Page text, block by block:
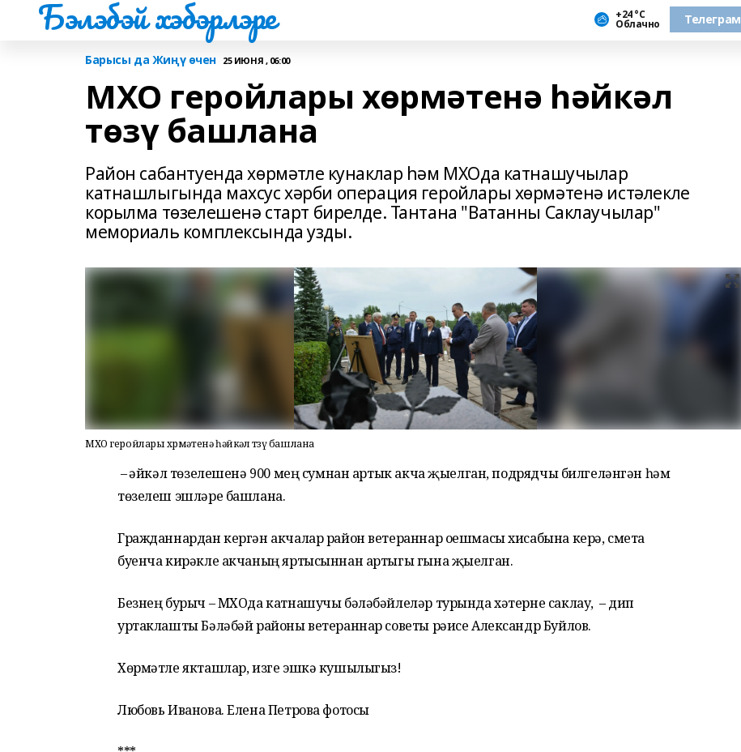
Бэлэбэй хэбэрлэре +24 °С
Облачно Телеграм
Барысы да Жиңү өчен 25 ИЮНЯ , 06:00
МХО геройлары хөрмәтенә һәйкәл
төзү башлана
Район сабантуенда хөрмәтле кунаклар һәм МХОда катнашучылар
катнашлыгында махсус хәрби операция геройлары хөрмәтенә истәлекле
корылма төзелешенә старт бирелде. Тантана "Ватанны Саклаучылар"
мемориаль комплексында узды.
МХО геройлары хөрмәтенә һәйкәл төзү башлана
– Һәйкәл төзелешенә 900 мең сумнан артык акча җыелган, подрядчы билгеләнгән һәм
төзелеш эшләре башлана.
Гражданнардан кергән акчалар район ветераннар оешмасы хисабына керә, смета
буенча кирәкле акчаның яртысыннан артыгы гына җыелган.
Безнең бурыч – МХОда катнашучы бәләбәйлеләр турында хәтерне саклау, – дип
уртаклашты Бәләбәй районы ветераннар советы рәисе Александр Буйлов.
Хөрмәтле якташлар, изге эшкә кушылыгыз!
Любовь Иванова. Елена Петрова фотосы